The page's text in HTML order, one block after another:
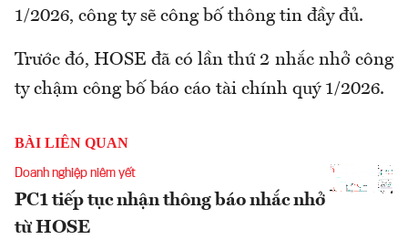
1/2026, công ty sẽ công bố thông tin đầy đủ.
Trước đó, HOSE đã có lần thứ 2 nhắc nhở công
ty chậm công bố báo cáo tài chính quý 1/2026.
BÀI LIÊN QUAN
Doanh nghiệp niêm yết
PC1 tiếp tục nhận thông báo nhắc nhở
từ HOSE